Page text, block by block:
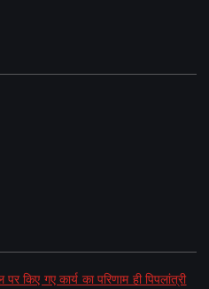
किए गए कार्य का परिणाम ही पिपलांत्री